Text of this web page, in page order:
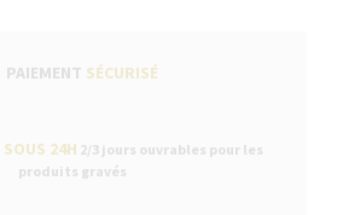
PAIEMENT SÉCURISÉ
SOUS 24H 2/3 jours ouvrables pour les
produits gravés